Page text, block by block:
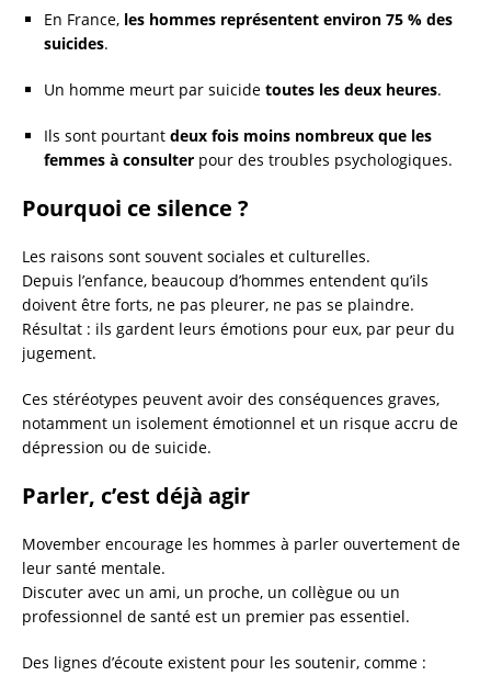
En France, les hommes représentent environ 75 % des
suicides.
Un homme meurt par suicide toutes les deux heures.
Ils sont pourtant deux fois moins nombreux que les
femmes à consulter pour des troubles psychologiques.
Pourquoi ce silence ?
Les raisons sont souvent sociales et culturelles.
Depuis l’enfance, beaucoup d’hommes entendent qu’ils
doivent être forts, ne pas pleurer, ne pas se plaindre.
Résultat : ils gardent leurs émotions pour eux, par peur du
jugement.
Ces stéréotypes peuvent avoir des conséquences graves,
notamment un isolement émotionnel et un risque accru de
dépression ou de suicide.
Parler, c’est déjà agir
Movember encourage les hommes à parler ouvertement de
leur santé mentale.
Discuter avec un ami, un proche, un collègue ou un
professionnel de santé est un premier pas essentiel.
Des lignes d’écoute existent pour les soutenir, comme :